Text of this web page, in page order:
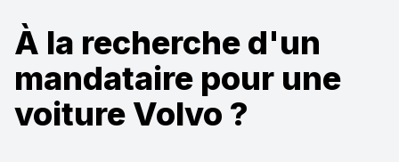
À la recherche d'un
mandataire pour une
voiture Volvo ?